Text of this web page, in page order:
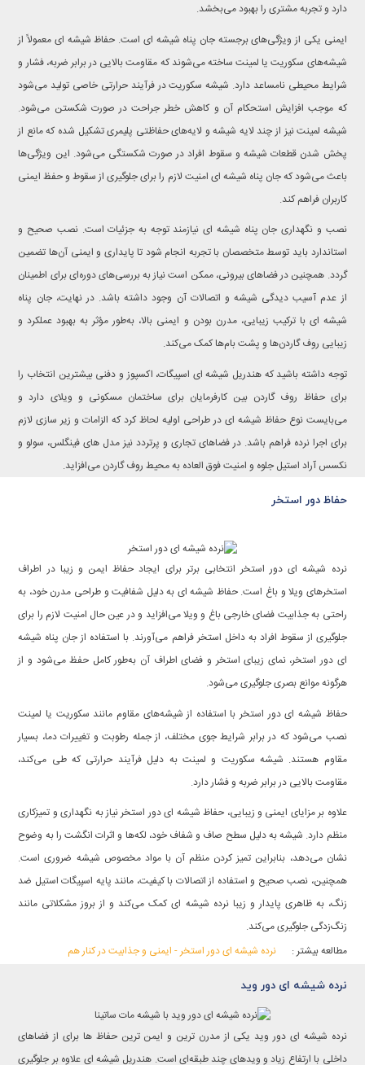
دارد و تجربه مشتری را بهبود می‌بخشد.
ایمنی یکی از ویژگی‌های برجسته جان پناه شیشه ای است. حفاظ شیشه ای معمولاً از
شیشه‌های سکوریت یا لمینت ساخته می‌شوند که مقاومت بالایی در برابر ضربه، فشار و
شرایط محیطی نامساعد دارد. شیشه سکوریت در فرآیند حرارتی خاصی تولید می‌شود
که موجب افزایش استحکام آن و کاهش خطر جراحت در صورت شکستن می‌شود.
شیشه لمینت نیز از چند لایه شیشه و لایه‌های حفاظتی پلیمری تشکیل شده که مانع از
پخش شدن قطعات شیشه و سقوط افراد در صورت شکستگی می‌شود. این ویژگی‌ها
باعث می‌شود که جان پناه شیشه ای امنیت لازم را برای جلوگیری از سقوط و حفظ ایمنی
کاربران فراهم کند.
نصب و نگهداری جان پناه شیشه ای نیازمند توجه به جزئیات است. نصب صحیح و
استاندارد باید توسط متخصصان با تجربه انجام شود تا پایداری و ایمنی آن‌ها تضمین
گردد. همچنین در فضاهای بیرونی، ممکن است نیاز به بررسی‌های دوره‌ای برای اطمینان
از عدم آسیب دیدگی شیشه و اتصالات آن وجود داشته باشد. در نهایت، جان پناه
شیشه ای با ترکیب زیبایی، مدرن بودن و ایمنی بالا، به‌طور مؤثر به بهبود عملکرد و
زیبایی روف گاردن‌ها و پشت بام‌ها کمک می‌کند.
توجه داشته باشید که هندریل شیشه ای اسپیگات، اکسپوز و دفنی بیشترین انتخاب را
برای حفاظ روف گاردن بین کارفرمایان برای ساختمان مسکونی و ویلای دارد و
می‌بایست نوع حفاظ شیشه ای در طراحی اولیه لحاظ کرد که الزامات و زیر سازی لازم
برای اجرا نرده فراهم باشد. در فضاهای تجاری و پرتردد نیز مدل های فینگلس، سولو و
نکسس آراد استیل جلوه و امنیت فوق العاده به محیط روف گاردن می‌افزاید.
حفاظ دور استخر
نرده شیشه ای دور استخر انتخابی برتر برای ایجاد حفاظ ایمن و زیبا در اطراف
استخرهای ویلا و باغ است. حفاظ شیشه ای به دلیل شفافیت و طراحی مدرن خود، به
راحتی به جذابیت فضای خارجی باغ و ویلا می‌افزاید و در عین حال امنیت لازم را برای
جلوگیری از سقوط افراد به داخل استخر فراهم می‌آورند. با استفاده از جان پناه شیشه
ای دور استخر، نمای زیبای استخر و فضای اطراف آن به‌طور کامل حفظ می‌شود و از
هرگونه موانع بصری جلوگیری می‌شود.
حفاظ شیشه ای دور استخر با استفاده از شیشه‌های مقاوم مانند سکوریت یا لمینت
نصب می‌شود که در برابر شرایط جوی مختلف، از جمله رطوبت و تغییرات دما، بسیار
مقاوم هستند. شیشه سکوریت و لمینت به دلیل فرآیند حرارتی که طی می‌کند،
مقاومت بالایی در برابر ضربه و فشار دارد.
علاوه بر مزایای ایمنی و زیبایی، حفاظ شیشه ای دور استخر نیاز به نگهداری و تمیزکاری
منظم دارد. شیشه به دلیل سطح صاف و شفاف خود، لکه‌ها و اثرات انگشت را به وضوح
نشان می‌دهد، بنابراین تمیز کردن منظم آن با مواد مخصوص شیشه ضروری است.
همچنین، نصب صحیح و استفاده از اتصالات با کیفیت، مانند پایه اسپیگات استیل ضد
زنگ، به ظاهری پایدار و زیبا نرده شیشه ای کمک می‌کند و از بروز مشکلاتی مانند
زنگ‌زدگی جلوگیری می‌کند.
مطالعه بیشتر :
نرده شیشه ای دور استخر - ایمنی و جذابیت در کنار هم
نرده شیشه ای دور وید
نرده شیشه ای دور وید یکی از مدرن ترین و ایمن ترین حفاظ ها برای از فضاهای
داخلی با ارتفاع زیاد و وید‌های چند طبقه‌ای است. هندریل شیشه ای علاوه بر جلوگیری